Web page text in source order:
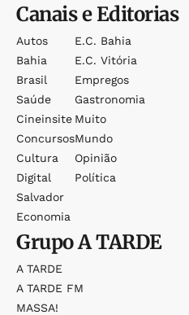
Canais e Editorias
Autos
Bahia
Brasil
Saúde
Cineinsite
Concursos
Cultura
Digital
Salvador
Economia
E.c. Bahia
E.c. Vitória
Empregos
Gastronomia
Muito
Mundo
Opinião
Política
GrupoA TARDE
A TARDE
A TARDE FM
MASSA!